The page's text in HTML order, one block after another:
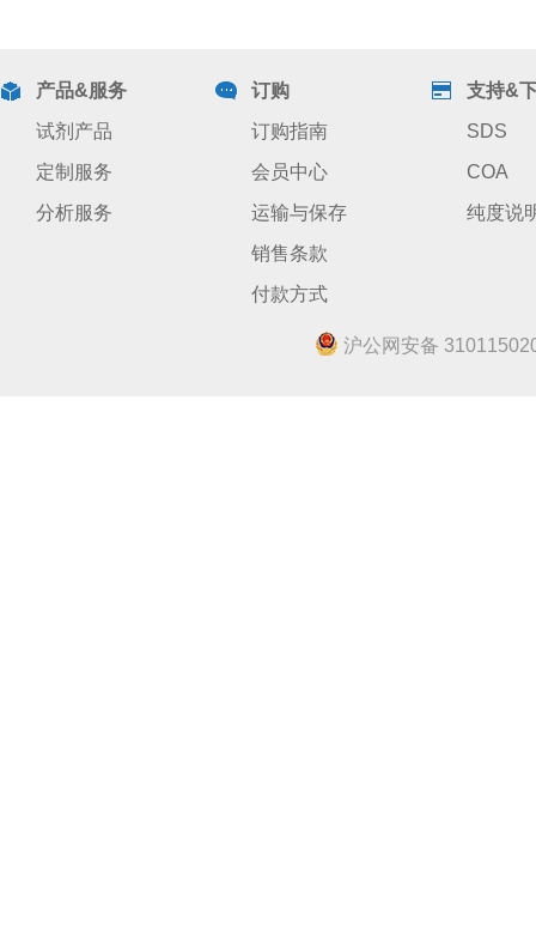
产品&服务
试剂产品
定制服务
分析服务
订购
订购指南
会员中心
运输与保存
销售条款
付款方式
支持&
SDS
COA
纯度说
沪公网安备